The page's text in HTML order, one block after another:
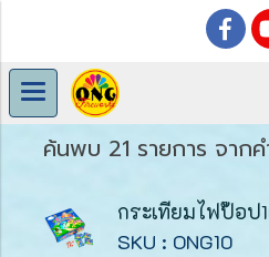
ค้นพบ 21 รายการ จาก
กระเทียมไฟป๊อป
SKU : ONG10